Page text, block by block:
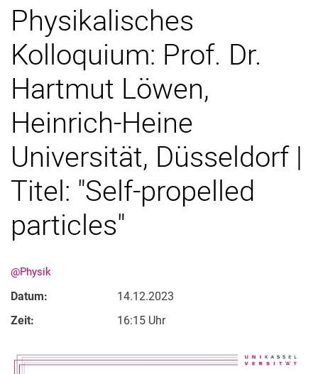
Physikalisches
Kolloquium: Prof. Dr.
Hartmut Löwen,
Heinrich-Heine
Universität, Düsseldorf |
Titel: "Self-propelled
particles"
@Physik
Datum:
14.12.2023
Zeit:
16:15 Uhr